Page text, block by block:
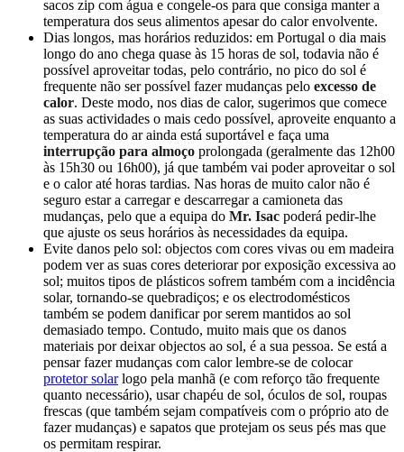
sacos zip com água e congele-os para que consiga manter a
temperatura dos seus alimentos apesar do calor envolvente.
Dias longos, mas horários reduzidos: em Portugal o dia mais
longo do ano chega quase às 15 horas de sol, todavia não é
possível aproveitar todas, pelo contrário, no pico do sol é
frequente não ser possível fazer mudanças pelo excesso de
calor. Deste modo, nos dias de calor, sugerimos que comece
as suas actividades o mais cedo possível, aproveite enquanto a
temperatura do ar ainda está suportável e faça uma
interrupção para almoço prolongada (geralmente das 12h00
às 15h30 ou 16h00), já que também vai poder aproveitar o sol
e o calor até horas tardias. Nas horas de muito calor não é
seguro estar a carregar e descarregar a camioneta das
mudanças, pelo que a equipa do Mr. Isac poderá pedir-lhe
que ajuste os seus horários às necessidades da equipa.
Evite danos pelo sol: objectos com cores vivas ou em madeira
podem ver as suas cores deteriorar por exposição excessiva ao
sol; muitos tipos de plásticos sofrem também com a incidência
solar, tornando-se quebradiços; e os electrodomésticos
também se podem danificar por serem mantidos ao sol
demasiado tempo. Contudo, muito mais que os danos
materiais por deixar objectos ao sol, é a sua pessoa. Se está a
pensar fazer mudanças com calor lembre-se de colocar
protetor solarlogo pela manhã (e com reforço tão frequente
quanto necessário), usar chapéu de sol, óculos de sol, roupas
frescas (que também sejam compatíveis com o próprio ato de
fazer mudanças) e sapatos que protejam os seus pés mas que
os permitam respirar.